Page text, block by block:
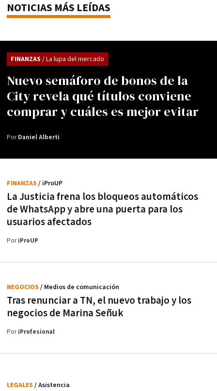
NOTICIAS MÁS LEÍDAS
Nuevo semáforo de bonos de la
City revela qué títulos conviene
comprar y cuáles es mejor evitar
FINANZAS / La lupa del mercado
PorDaniel Alberti
La Justicia frena los bloqueos automáticos
de WhatsApp y abre una puerta para los
usuarios afectados
FINANZAS / iProUP
PoriProUP
Tras renunciar a TN, el nuevo trabajo y los
negocios de Marina Señuk
NEGOCIOS / Medios de comunicación
PoriProfesional
LEGALES / Asistencia